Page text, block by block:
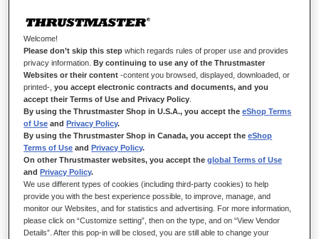
PRÉCISION SOUS PRESSION.
Maîtrisez vos freinages avec le Raceline LC Upgrade ! Faites
évoluer votre pédalier Raceline avec une pédale Load Cell
pour un freinage plus réaliste et performant. Ajustez la
pression et la réactivité à votre style de pilotage et gagnez de
précieux dixièmes à chaque virage !
Welcome!
Please don’t skip this step which regards rules of proper use and provides
privacy information.By continuing to use any of the Thrustmaster
Websites or their content -content you browsed, displayed, downloaded, or
printed-,you accept electronic contracts and documents, and you
accept their Terms of Use and Privacy Policy
By using the Thrustmaster Shop in U.S.A., you accept theeShop Terms
of Use andPrivacy Policy.
By using the Thrustmaster Shop in Canada, you accept theeShop
Terms of Use andPrivacy Policy.
On other Thrustmaster websites, you accept theglobal Terms of Use
andPrivacy Policy.
We use different types of cookies (including third-party cookies) to help
provide you with the best experience possible, to improve, manage, and
monitor our Websites, and for statistics and advertising. For more information,
please click on “Customize setting”, then on the type, and on “View Vendor
Details”. After this pop-in will be closed, you are still able to change your